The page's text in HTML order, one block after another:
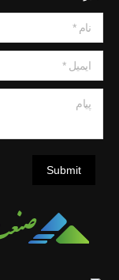
نام *
ایمیل *
Submit